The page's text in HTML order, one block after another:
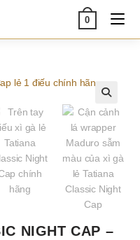
0
🔍
NIGHT CAP –